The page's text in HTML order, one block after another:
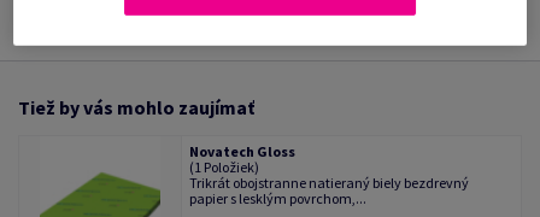
Tiež by vás mohlo zaujímať
Novatech Gloss
(1 Položiek)
Trikrát obojstranne natieraný biely bezdrevný
papier s lesklým povrchom,...